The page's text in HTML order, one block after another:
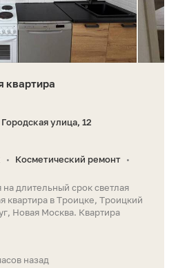
квартира
улица, 12
• Косметический ремонт •
на длительный срок светлая
квартира в Троицке, Троицкий
Новая Москва. Квартира
назад